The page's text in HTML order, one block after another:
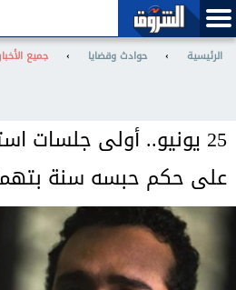
الرئيسية › حوادث وقضايا › جميع
25 يونيو.. أولى جلسات
على حكم حبسه سنة بتهمة